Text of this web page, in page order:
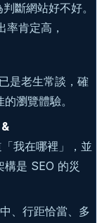
斷網站好不好。
肯定高，
是老生常談，確
瀏覽體驗。
我在哪裡」，並
是 SEO 的災
、行距恰當、多